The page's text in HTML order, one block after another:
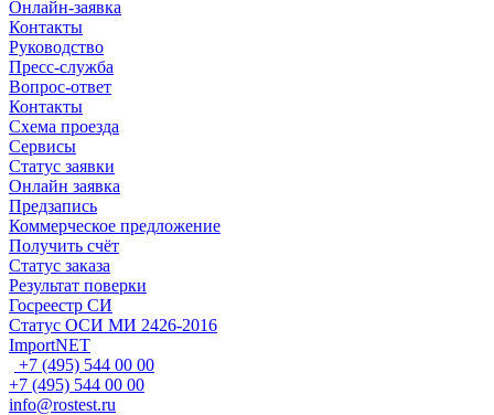
Онлайн-заявка
Контакты
Руководство
Пресс-служба
Вопрос-ответ
Контакты
Схема проезда
Сервисы
Статус заявки
Онлайн заявка
Предзапись
Коммерческое предложение
Получить счёт
Статус заказа
Результат поверки
Госреестр СИ
Статус ОСИ МИ 2426-2016
ImportNET
+7 (495) 544 00 00
+7 (495) 544 00 00
info@rostest.ru